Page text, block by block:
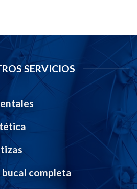
SERVICIOS
completa